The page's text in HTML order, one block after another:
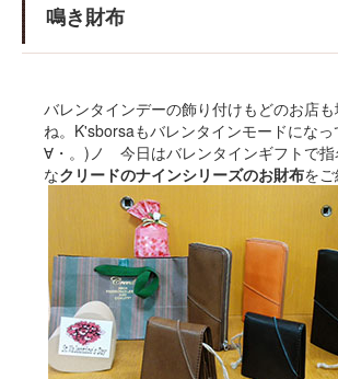
鳴き財布
バレンタインデーの飾り付けもどのお店
ね。K'sborsaもバレンタインモードになっ
∀・。)ノ 今日はバレンタインギフトで指
なクリードのナインシリーズのお財布をご